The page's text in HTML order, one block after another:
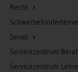
Recht
Senat
Servicezentrum
Servicezentrum Lehre